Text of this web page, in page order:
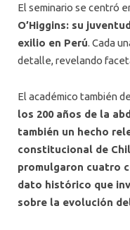
El seminario se centró
O’Higgins: su
exilio en Perú. Cada
detalle, revelando
El académico también
los 200 años de la
también un hecho
constitucional de
promulgaron cuatro
dato histórico que
sobre la evolución